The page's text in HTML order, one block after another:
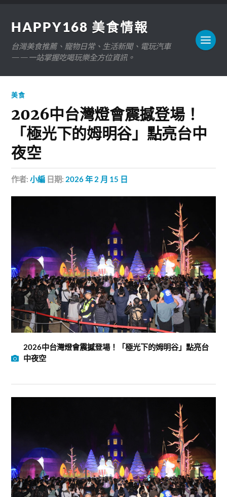
HAPPY168 美食情報
台灣美食推薦、寵物日常、生活新聞、電玩汽車
——一站掌握吃喝玩樂全方位資訊。
美食
2026中台灣燈會震撼登場！
「極光下的姆明谷」點亮台中
夜空
作者:小編 日期: 2026 年 2 月 15 日
2026中台灣燈會震撼登場！「極光下的姆明谷」點亮台
中夜空